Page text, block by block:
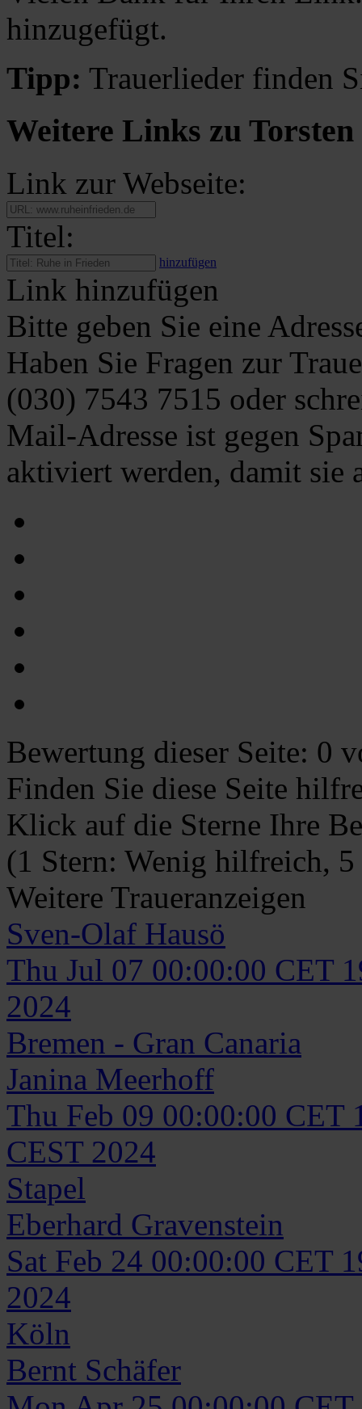
hinzugefügt.
Tipp: Trauerlieder finden
Weitere Links zu Torsten
Link zur Webseite:
Titel:
hinzufügen
Link hinzufügen
Bitte geben Sie eine
Haben Sie Fragen zur
(030) 7543 7515 oder
Mail-Adresse ist gegen
aktiviert werden, damit sie
Bewertung dieser Seite: 0
Finden Sie diese Seite
Klick auf die Sterne Ihre
(1 Stern: Wenig hilfreich,
Weitere Traueranzeigen
Sven-Olaf Hausö
Thu Jul 07 00:00:00 CET
2024
Bremen - Gran Canaria
Janina Meerhoff
Thu Feb 09 00:00:00 CET
CEST 2024
Stapel
Eberhard Gravenstein
Sat Feb 24 00:00:00 CET
2024
Köln
Bernt Schäfer